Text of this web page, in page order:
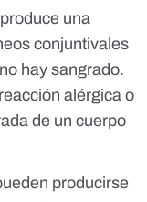
una
conjuntivales
hay sangrado.
alérgica o
de un cuerpo
producirse